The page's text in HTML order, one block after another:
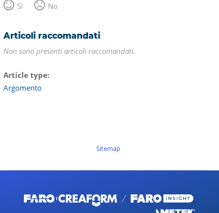
Sì
No
Articoli raccomandati
Non sono presenti articoli raccomandati.
Article type
Argomento
Sitemap